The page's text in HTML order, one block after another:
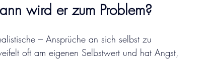
wird er zum Problem?
– Ansprüche an sich selbst zu
oft am eigenen Selbstwert und hat Angst,